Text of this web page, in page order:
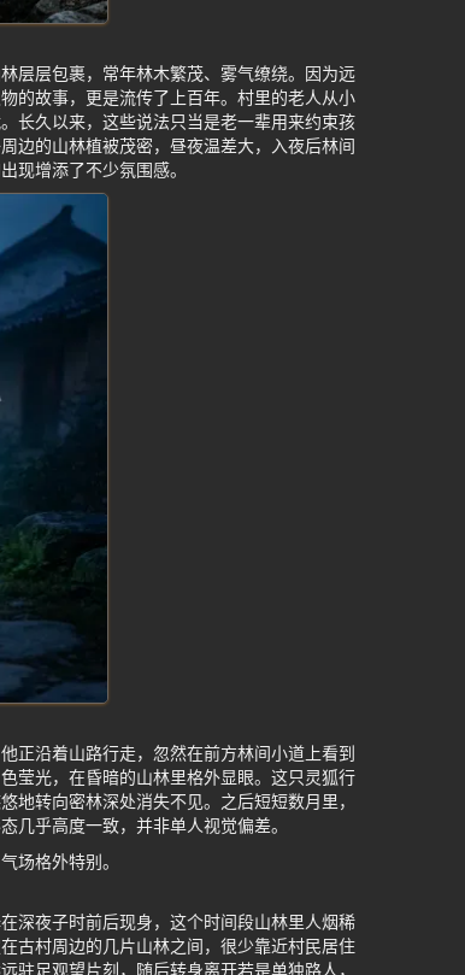
层层包裹，常年林木繁茂、雾气缭绕。因为远
的故事，更是流传了上百年。村里的老人从小
长久以来，这些说法只当是老一辈用来约束孩
边的山林植被茂密，昼夜温差大，入夜后林间
现增添了不少氛围感。
正沿着山路行走，忽然在前方林间小道上看到
莹光，在昏暗的山林里格外显眼。这只灵狐行
地转向密林深处消失不见。之后短短数月里，
几乎高度一致，并非单人视觉偏差。
场格外特别。
深夜子时前后现身，这个时间段山林里人烟稀
古村周边的几片山林之间，很少靠近村民居住
驻足观望片刻，随后转身离开若是单独路人，